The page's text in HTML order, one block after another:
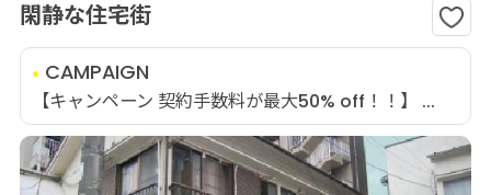
閑静な住宅街
CAMPAIGN
【キャンペーン 契約手数料が最大50% off！！】 ...